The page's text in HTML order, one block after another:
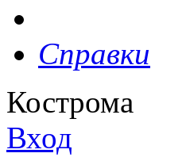
Справки
Кострома
Вход